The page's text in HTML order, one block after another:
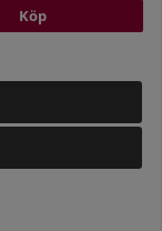
Köp